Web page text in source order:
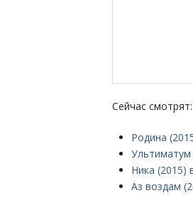
Сейчас смотрят:
Родина
Ультиматум
Ника (2015)
Аз воздам